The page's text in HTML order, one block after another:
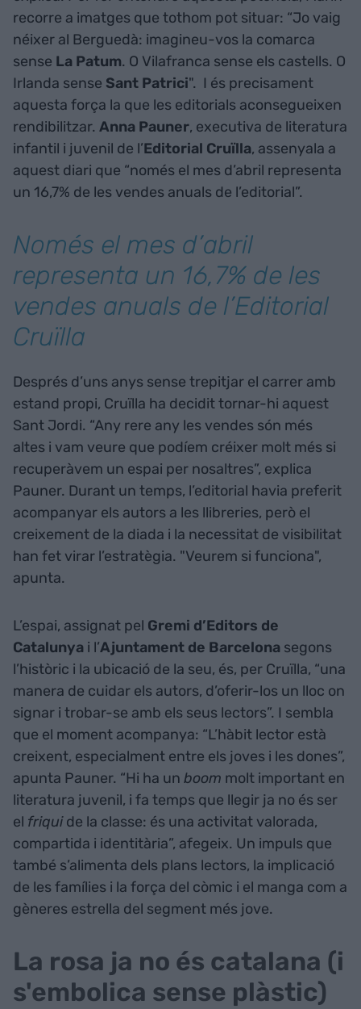
recorre a imatges que tothom pot situar: “Jo vaig
néixer al Berguedà: imagineu-vos la comarca
sense La Patum. O Vilafranca sense els castells. O
Irlanda sense Sant Patrici". I és precisament
aquesta força la que les editorials aconsegueixen
rendibilitzar. Anna Pauner, executiva de literatura
infantil i juvenil de l’Editorial Cruïlla, assenyala a
aquest diari que “només el mes d’abril representa
un 16,7% de les vendes anuals de l’editorial”.
Només el mes d’abril
representa un 16,7% de les
vendes anuals de l’Editorial
Cruïlla
Després d’uns anys sense trepitjar el carrer amb
estand propi, Cruïlla ha decidit tornar-hi aquest
Sant Jordi. “Any rere any les vendes són més
altes i vam veure que podíem créixer molt més si
recuperàvem un espai per nosaltres”, explica
Pauner. Durant un temps, l’editorial havia preferit
acompanyar els autors a les llibreries, però el
creixement de la diada i la necessitat de visibilitat
han fet virar l’estratègia. "Veurem si funciona",
apunta.
L’espai, assignat pel Gremi d’Editors de
Catalunya i l’Ajuntament de Barcelona segons
l’històric i la ubicació de la seu, és, per Cruïlla, “una
manera de cuidar els autors, d’oferir-los un lloc on
signar i trobar-se amb els seus lectors”. I sembla
que el moment acompanya: “L’hàbit lector està
creixent, especialment entre els joves i les dones”,
apunta Pauner. “Hi ha un boom molt important en
literatura juvenil, i fa temps que llegir ja no és ser
el friquide la classe: és una activitat valorada,
compartida i identitària”, afegeix. Un impuls que
també s’alimenta dels plans lectors, la implicació
de les famílies i la força del còmic i el manga com a
gèneres estrella del segment més jove.
La rosa ja no és catalana (i
s'embolica sense plàstic)